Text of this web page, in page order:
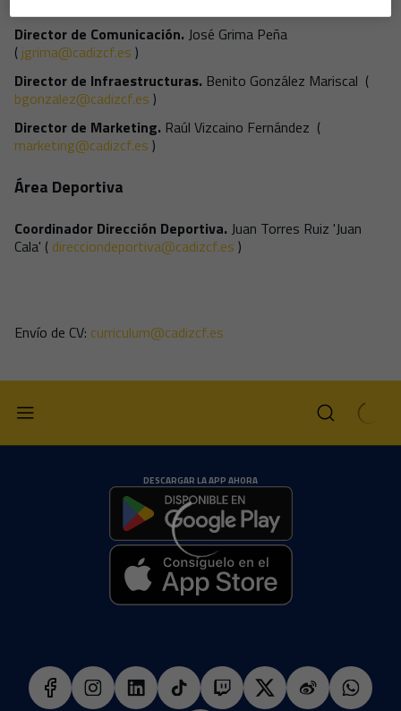
Director de Comunicación. José Grima Peña
( jgrima@cadizcf.es )
Director de Infraestructuras. Benito González Mariscal (
bgonzalez@cadizcf.es )
Director de Marketing. Raúl Vizcaino Fernández (
marketing@cadizcf.es )
Área Deportiva
Coordinador Dirección Deportiva. Juan Torres Ruiz 'Juan
Cala' ( direcciondeportiva@cadizcf.es )
Envío de CV: curriculum@cadizcf.es
DESCARGAR LA APP AHORA